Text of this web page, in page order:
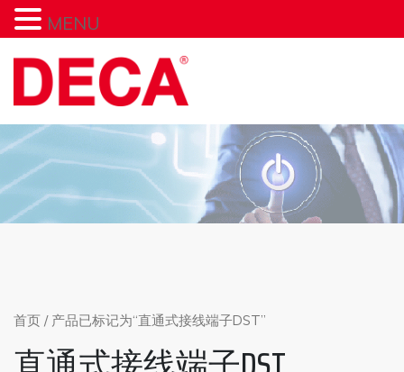
content
首页 / 产品已标记为“直通式接线端子DST”
MENU